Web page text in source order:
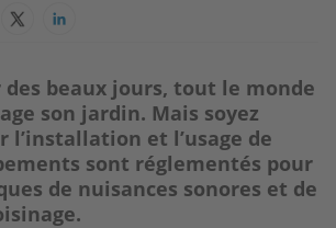
beaux jours, tout le monde
son jardin. Mais soyez
l’installation et l’usage de
sont réglementés pour
de nuisances sonores et de